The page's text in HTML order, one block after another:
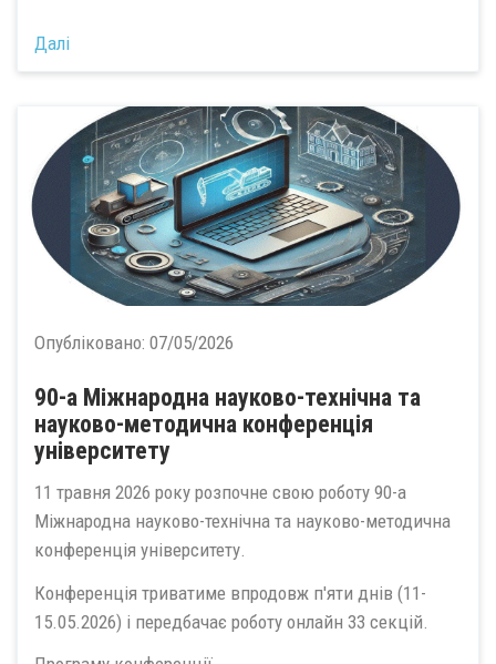
Далі
Опубліковано: 07/05/2026
90-а Міжнародна науково-технічна та
науково-методична конференція
університету
11 травня 2026 року розпочне свою роботу 90-а
Міжнародна науково-технічна та науково-методична
конференція університету.
Конференція триватиме впродовж п'яти днів (11-
15.05.2026) і передбачає роботу онлайн 33 секцій.